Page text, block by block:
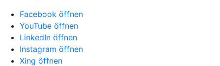
Facebook öffnen
YouTube öffnen
LinkedIn öffnen
Instagram öffnen
Xing öffnen